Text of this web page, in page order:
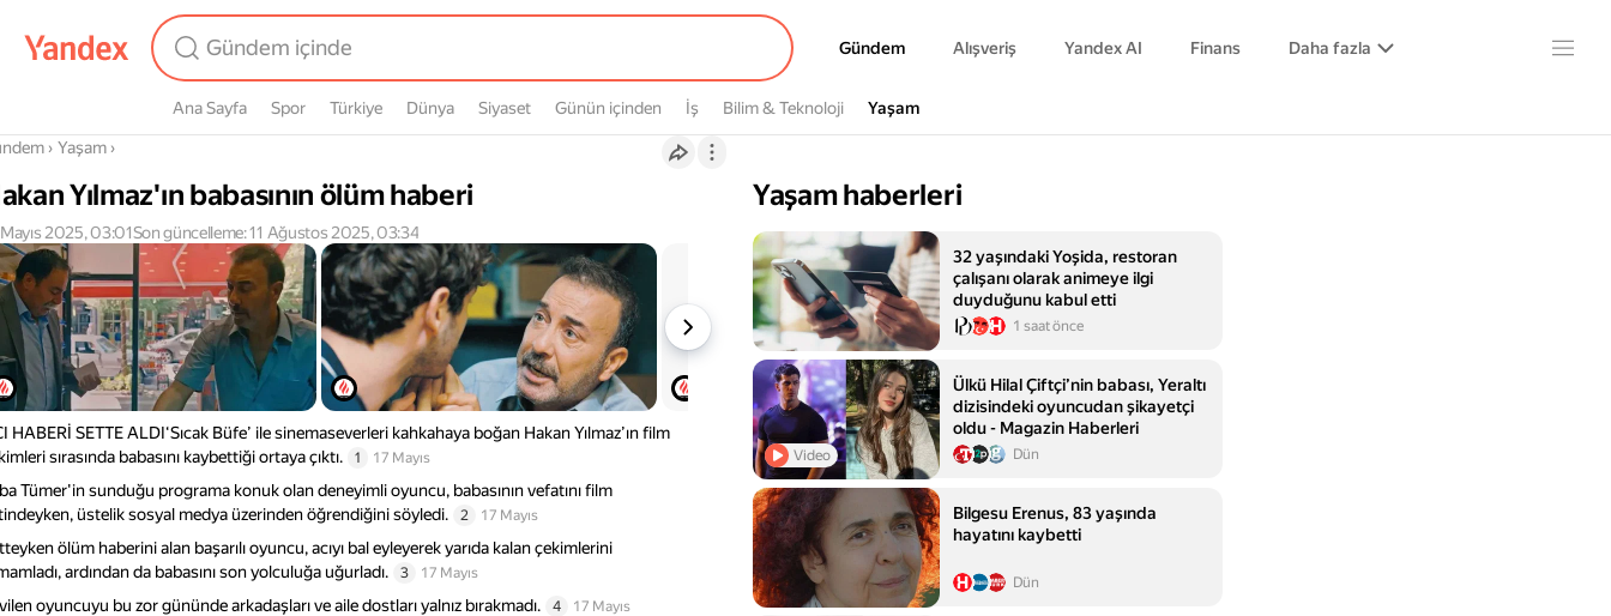
Gündem
Gündem Alışveriş Yandex AI Finans Daha fazla
Ana Sayfa Spor Türkiye Dünya Siyaset Günün içinden İş Bilim & Teknoloji Yaşam
Yaşam
› Yaşam ›
Yılmaz'ın babasının ölüm haberi
2025, 03:01Son güncelleme: 11 Ağustos 2025, 03:34
HABERİ SETTE ALDI‘Sıcak Büfe’ ile sinemaseverleri kahkahaya boğan Hakan Yılmaz’ın film
sırasında babasını kaybettiği ortaya çıktı.
1 17 Mayıs
Tümer'in sunduğu programa konuk olan deneyimli oyuncu, babasının vefatını film
üstelik sosyal medya üzerinden öğrendiğini söyledi.
2 17 Mayıs
ölüm haberini alan başarılı oyuncu, acıyı bal eyleyerek yarıda kalan çekimlerini
ardından da babasını son yolculuğa uğurladı.
3 17 Mayıs
oyuncuyu bu zor gününde arkadaşları ve aile dostları yalnız bırakmadı. 4 17 Mayıs
Yaşam haberleri
32 yaşındaki Yoşida, restoran
çalışanı olarak animeye ilgi
duyduğunu kabul etti
1 saat önce
Video
Ülkü Hilal Çiftçi’nin babası, Yeraltı
dizisindeki oyuncudan şikayetçi
oldu - Magazin Haberleri
Dün
Bilgesu Erenus, 83 yaşında
hayatını kaybetti
Dün